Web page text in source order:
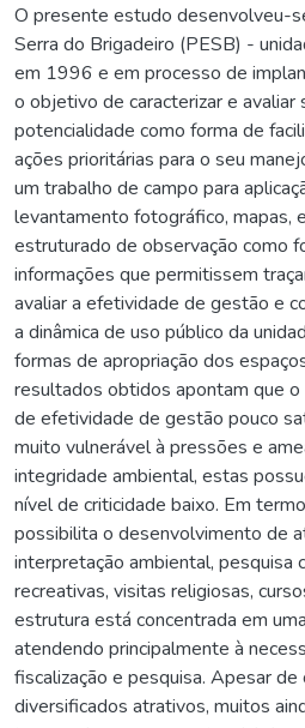
O presente estudo desenvolveu-
Serra do Brigadeiro (PESB) -
em 1996 e em processo de
o objetivo de caracterizar e avaliar
potencialidade como forma de
ações prioritárias para o seu
um trabalho de campo para
levantamento fotográfico, mapas,
estruturado de observação como
informações que permitissem
avaliar a efetividade de gestão e
a dinâmica de uso público da
formas de apropriação dos
resultados obtidos apontam que
de efetividade de gestão pouco
muito vulnerável à pressões e
integridade ambiental, estas
nível de criticidade baixo. Em
possibilita o desenvolvimento de
interpretação ambiental, pesquisa
recreativas, visitas religiosas,
estrutura está concentrada em
atendendo principalmente à
fiscalização e pesquisa. Apesar de
diversificados atrativos, muitos